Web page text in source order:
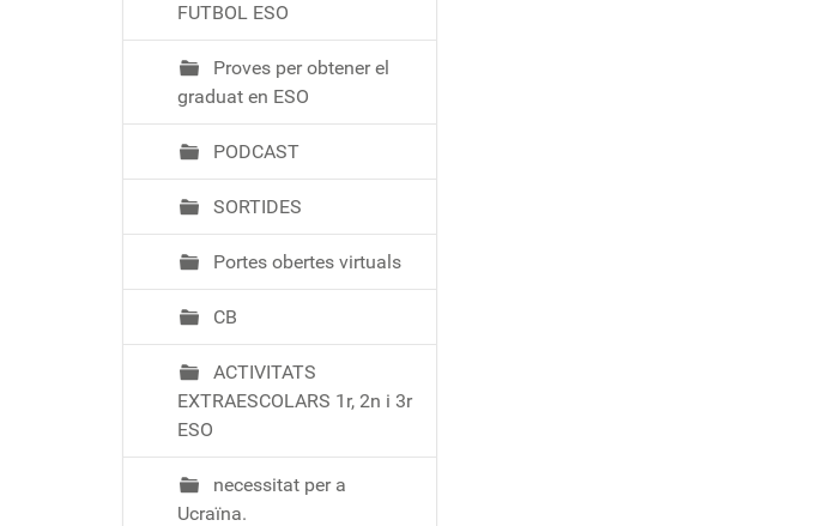
FUTBOL ESO
Proves per obtener el
graduat en ESO
PODCAST
SORTIDES
Portes obertes virtuals
CB
ACTIVITATS
EXTRAESCOLARS 1r, 2n i 3r
ESO
necessitat per a
Ucraïna.